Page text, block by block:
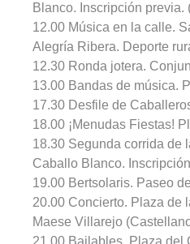
Blanco. Inscripción previa.
12.00 Música en la calle.
Alegría Ribera. Deporte
12.30 Ronda jotera.
13.00 Bandas de música.
17.30 Desfile de
18.00 ¡Menudas Fiestas!
18.30 Segunda corrida de
Caballo Blanco.
19.00 Bertsolaris. Paseo
20.00 Concierto. Plaza de
Maese Villarejo
21.00 Bailables. Plaza del